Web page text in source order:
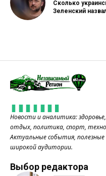
Сколько
Зеленский
Новости и аналитика:
отдых, политика, спорт,
Актуальные события,
широкой аудитории.
Выбор редактора